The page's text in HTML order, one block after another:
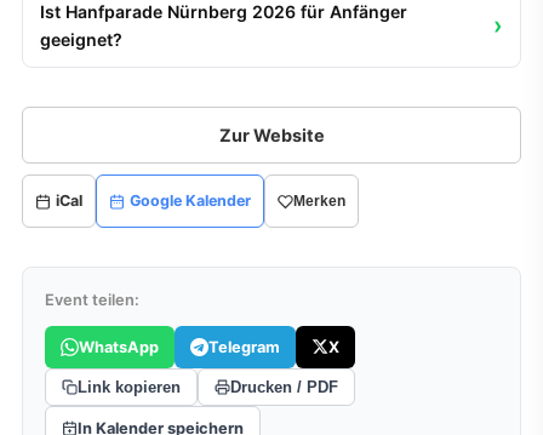
Ist Hanfparade Nürnberg 2026 für Anfänger
geeignet?
Zur Website
iCal Google Kalender Merken
Event teilen:
WhatsApp Telegram X
Link kopieren Drucken / PDF
In Kalender speichern